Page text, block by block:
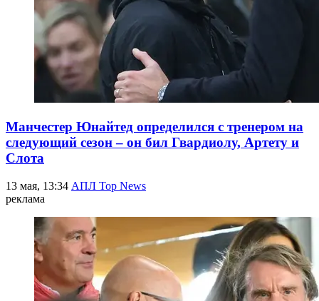
Манчестер Юнайтед определился с тренером на
следующий сезон – он бил Гвардиолу, Артету и
Слота
13 мая, 13:34 АПЛ Top News
реклама